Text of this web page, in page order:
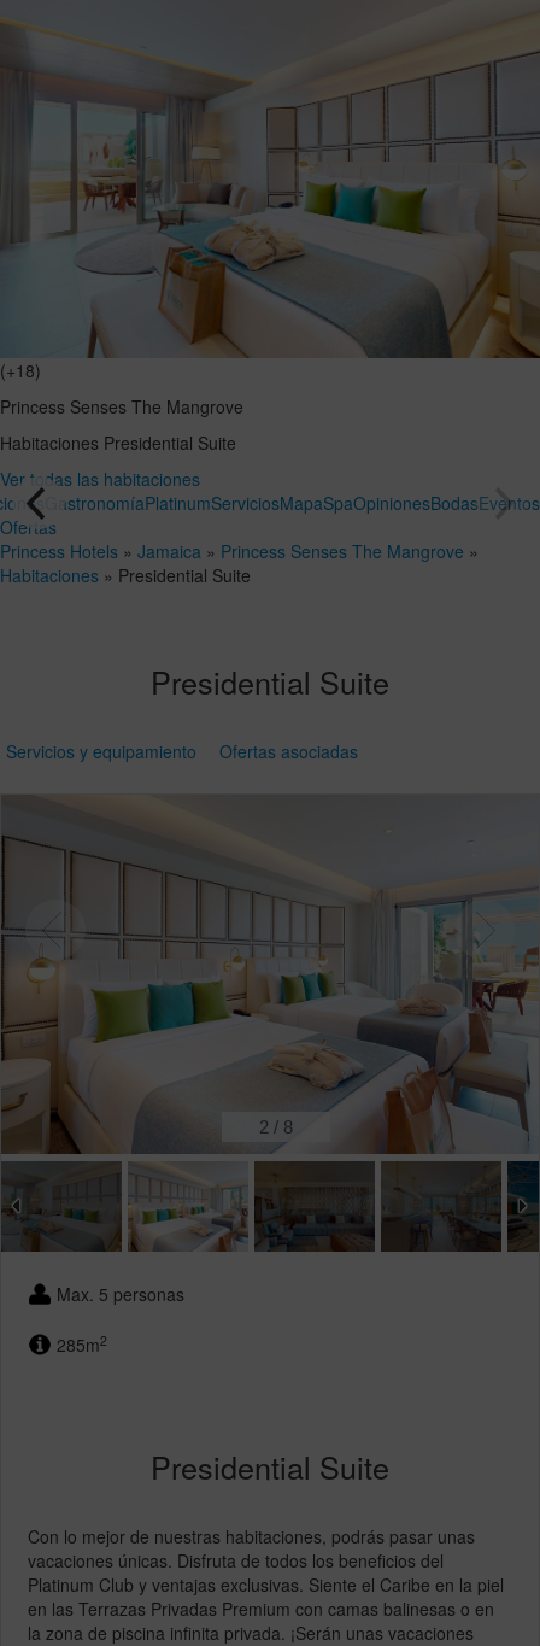
(+18)
Princess Senses The Mangrove
Habitaciones Presidential Suite
Ver todas las habitaciones
GastronomíaPlatinumServiciosMapaSpaOpinionesBodasEventos
Ofertas
Princess Hotels » Jamaica » Princess Senses The Mangrove »
Habitaciones » Presidential Suite
Presidential Suite
Servicios y equipamiento Ofertas asociadas
2 / 8
Max. 5 personas
285m2
Presidential Suite
Con lo mejor de nuestras habitaciones, podrás pasar unas
vacaciones únicas. Disfruta de todos los beneficios del
Platinum Club y ventajas exclusivas. Siente el Caribe en la piel
en las Terrazas Privadas Premium con camas balinesas o en
la zona de piscina infinita privada. ¡Serán unas vacaciones